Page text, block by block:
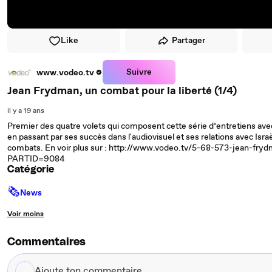
Like Partager
www.vodeo.tv Suivre
Jean Frydman, un combat pour la liberté (1/4)
il y a 19 ans
Premier des quatre volets qui composent cette série d’entretiens
en passant par ses succès dans l'audiovisuel et ses relations avec
combats. En voir plus sur : http://www.vodeo.tv/5-68-573-jean-
PARTID=9084
Catégorie
🗞News
Voir moins
Commentaires